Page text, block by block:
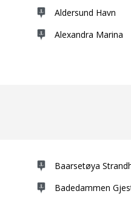
Aldersund Havn
Alexandra Marina
Baarsetøya
Badedammen